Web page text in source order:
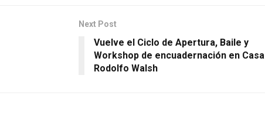
Next Post
Vuelve el Ciclo de Apertura, Baile y
Workshop de encuadernación en Casa
Rodolfo Walsh